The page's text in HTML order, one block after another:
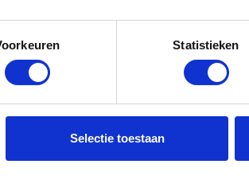
Statistieken
Selectie toestaan